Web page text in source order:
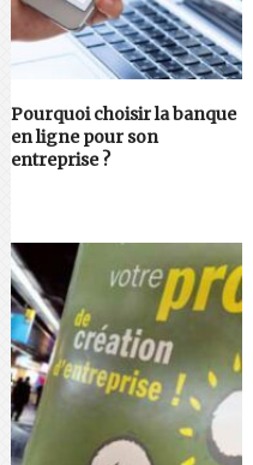
Pourquoi choisir la banque
en ligne pour son
entreprise ?